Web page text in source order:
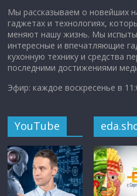
Мы рассказываем о новейших
гаджетах и технологиях,
меняют нашу жизнь. Мы
интересные и впечатляющие
кухонную технику и средства
последними достижениями
Эфир: каждое воскресенье в
YouTube